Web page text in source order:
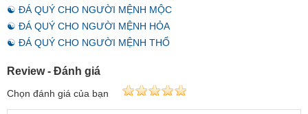
☯ ĐÁ QUÝ CHO NGƯỜI MỆNH MỘC
☯ ĐÁ QUÝ CHO NGƯỜI MỆNH HỎA
☯ ĐÁ QUÝ CHO NGƯỜI MỆNH THỔ
Review - Đánh giá
Chọn đánh giá của bạn